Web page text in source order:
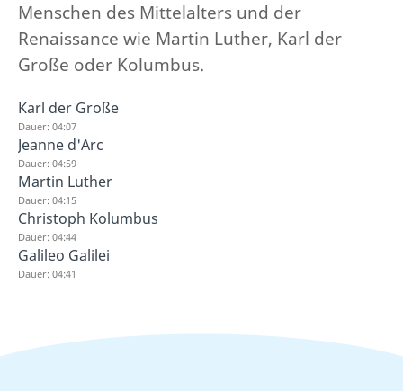
Menschen des Mittelalters und der
Renaissance wie Martin Luther, Karl der
Große oder Kolumbus.
Karl der Große
Dauer: 04:07
Jeanne d'Arc
Dauer: 04:59
Martin Luther
Dauer: 04:15
Christoph Kolumbus
Dauer: 04:44
Galileo Galilei
Dauer: 04:41